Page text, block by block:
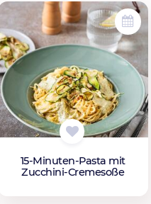
15-Minuten-Pasta mit
Zucchini-Cremesoße